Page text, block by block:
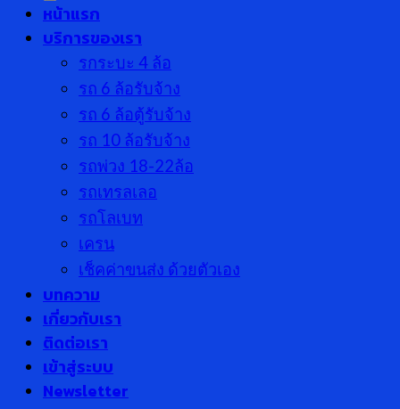
หน้าแรก
บริการของเรา
รกระบะ 4 ล้อ
รถ 6 ล้อรับจ้าง
รถ 6 ล้อตู้รับจ้าง
รถ 10 ล้อรับจ้าง
รถพ่วง 18-22ล้อ
รถเทรลเลอ
รถโลเบท
เครน
เช็คค่าขนส่ง ด้วยตัวเอง
บทความ
เกี่ยวกับเรา
ติดต่อเรา
เข้าสู่ระบบ
Newsletter